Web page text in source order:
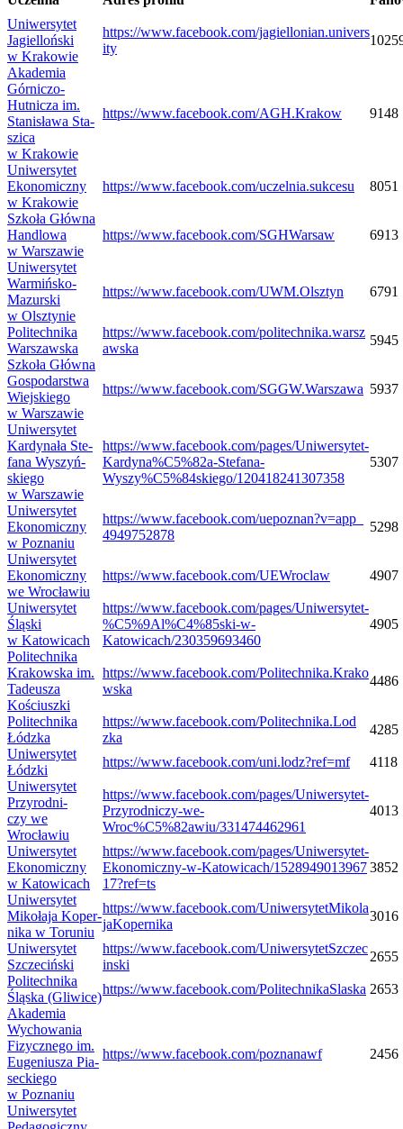
Uni­wer­sy­tet
Jagiel­loń­ski
w Krakowie
https://​www​.face​book​.com/​j​a​g​i​e​l​l​o​n​i​a​n​.​u​n​i​v​e​r​s​
ity
Aka­de­mia
Górniczo-​
Hutnicza im.
Sta­ni­sława Sta­
szica
w Krakowie
https://​www​.face​book​.com/​A​G​H​.​K​r​a​kow 9148
Uni­wer­sy­tet
Eko­no­miczny
w Krakowie
https://​www​.face​book​.com/​u​c​z​e​l​n​i​a​.​s​u​k​c​esu 8051
Szkoła Główna
Han­dlowa
w Warszawie
https://​www​.face​book​.com/​S​G​H​W​a​r​saw 6913
Uni­wer­sy­tet
Warmińsko-​
Mazurski
w Olsztynie
https://​www​.face​book​.com/​U​W​M​.​O​l​s​z​tyn 6791
Poli­tech­nika
Warszawska
https://​www​.face​book​.com/​p​o​l​i​t​e​c​h​n​i​k​a​.​w​a​r​s​z​
a​w​ska
5945
Szkoła Główna
Gospo­dar­stwa
Wiej­skiego
w Warszawie
https://​www​.face​book​.com/​S​G​G​W​.​W​a​r​s​z​awa 5937
Uni­wer­sy­tet
Kar­dy­nała Ste­
fana Wyszyń­
skiego
w Warszawie
https://www.facebook.com/pages/Uniwersytet-
Kardyna%C5%82a-Stefana-
Wyszy%C5%84skiego/120418241307358
5307
Uni­wer­sy­tet
Eko­no­miczny
w Poznaniu
https://​www​.face​book​.com/​u​e​p​o​z​n​a​n​?​v​=​a​p​p​_​
4​9​4​9​7​5​2​878
5298
Uni­wer­sy­tet
Eko­no­miczny
we Wrocławiu
https://​www​.face​book​.com/​U​E​W​r​o​c​law 4907
Uni­wer­sy­tet
Śląski
w Katowicach
https://www.facebook.com/pages/Uniwersytet-
%C5%9Al%C4%85ski-w-
Katowicach/230359693460
4905
Poli­tech­nika
Kra­kow­ska im.
Tade­usza
Kościuszki
https://​www​.face​book​.com/​P​o​l​i​t​e​c​h​n​i​k​a​.​K​r​a​k​o​
w​ska
4486
Poli­tech­nika
Łódzka
https://​www​.face​book​.com/​P​o​l​i​t​e​c​h​n​i​k​a​.​L​o​d​
zka
4285
Uni­wer­sy­tet
Łódzki
https://​www​.face​book​.com/​u​n​i​.​l​o​d​z​?​r​e​f​=mf
4118
Uni­wer­sy­tet
Przy­rod­ni­
czy we
Wrocławiu
https://www.facebook.com/pages/Uniwersytet-
Przyrodniczy-we-
Wroc%C5%82awiu/331474462961
4013
Uni­wer­sy­tet
Eko­no­miczny
w Katowicach
https://​www​.face​book​.com/​p​a​g​e​s​/​U​n​i​w​e​r​s​y​t​e​t​-​
E​k​o​n​o​m​i​c​z​n​y​-​w​-​K​a​t​o​w​i​c​a​c​h​/​1​5​2​8​9​4​9​0​1​3​9​6​7​
1​7​?​r​e​f​=ts
3852
Uni­wer­sy­tet
Miko­łaja Koper­
nika w Toruniu
https://​www​.face​book​.com/​U​n​i​w​e​r​s​y​t​e​t​M​i​k​o​l​a​
j​a​K​o​p​e​r​n​ika
3016
Uni­wer­sy­tet
Szczeciński
https://​www​.face​book​.com/​U​n​i​w​e​r​s​y​t​e​t​S​z​c​z​e​c​
i​n​ski
2655
Poli­tech­nika
Śląska (Gliwice)
https://​www​.face​book​.com/​P​o​l​i​t​e​c​h​n​i​k​a​S​l​a​ska 2653
Aka­de­mia
Wycho­wa­nia
Fizycz­nego im.
Euge­niu­sza Pia­
sec­kiego
w Poznaniu
https://​www​.face​book​.com/​p​o​z​n​a​n​awf 2456
Uni­wer­sy­tet